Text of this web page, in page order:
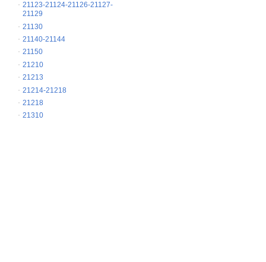
21123-21124-21126-21127-
21129
21130
21140-21144
21150
21210
21213
21214-21218
21218
21310